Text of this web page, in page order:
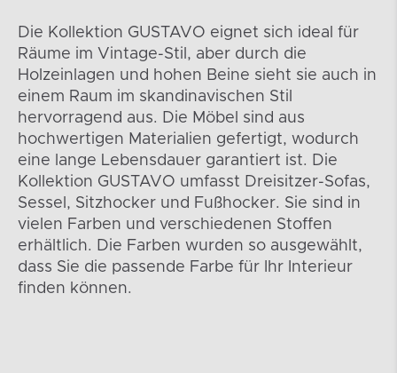
Die Kollektion GUSTAVO eignet sich ideal für
Räume im Vintage-Stil, aber durch die
Holzeinlagen und hohen Beine sieht sie auch in
einem Raum im skandinavischen Stil
hervorragend aus. Die Möbel sind aus
hochwertigen Materialien gefertigt, wodurch
eine lange Lebensdauer garantiert ist. Die
Kollektion GUSTAVO umfasst Dreisitzer-Sofas,
Sessel, Sitzhocker und Fußhocker. Sie sind in
vielen Farben und verschiedenen Stoffen
erhältlich. Die Farben wurden so ausgewählt,
dass Sie die passende Farbe für Ihr Interieur
finden können.